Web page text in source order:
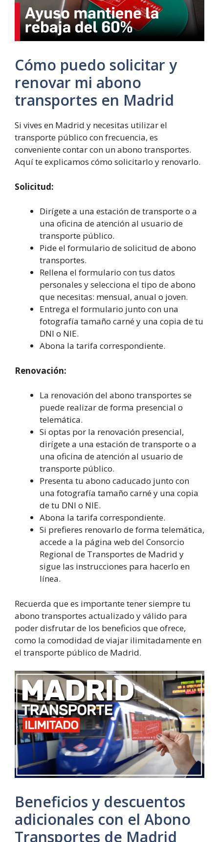
Cómo puedo solicitar y
renovar mi abono
transportes en Madrid
Si vives en Madrid y necesitas utilizar el
transporte público con frecuencia, es
conveniente contar con un abono transportes.
Aquí te explicamos cómo solicitarlo y renovarlo.
Solicitud:
Dirígete a una estación de transporte o a
una oficina de atención al usuario de
transporte público.
Pide el formulario de solicitud de abono
transportes.
Rellena el formulario con tus datos
personales y selecciona el tipo de abono
que necesitas: mensual, anual o joven.
Entrega el formulario junto con una
fotografía tamaño carné y una copia de tu
DNI o NIE.
Abona la tarifa correspondiente.
Renovación:
La renovación del abono transportes se
puede realizar de forma presencial o
telemática.
Si optas por la renovación presencial,
dirígete a una estación de transporte o a
una oficina de atención al usuario de
transporte público.
Presenta tu abono caducado junto con
una fotografía tamaño carné y una copia
de tu DNI o NIE.
Abona la tarifa correspondiente.
Si prefieres renovarlo de forma telemática,
accede a la página web del Consorcio
Regional de Transportes de Madrid y
sigue las instrucciones para hacerlo en
línea.
Recuerda que es importante tener siempre tu
abono transportes actualizado y válido para
poder disfrutar de los beneficios que ofrece,
como la comodidad de viajar ilimitadamente en
el transporte público de Madrid.
Beneficios y descuentos
adicionales con el Abono
Transportes de Madrid